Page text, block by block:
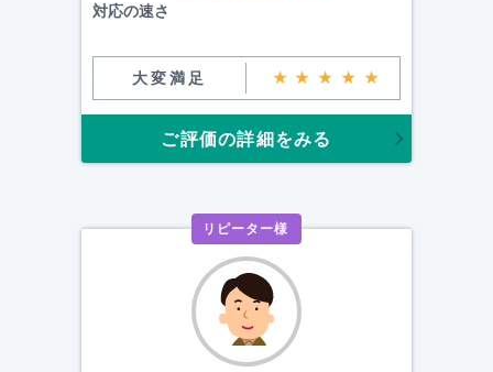
対応の速さ
大変満足 ★★★★★
ご評価の詳細をみる
リピーター様